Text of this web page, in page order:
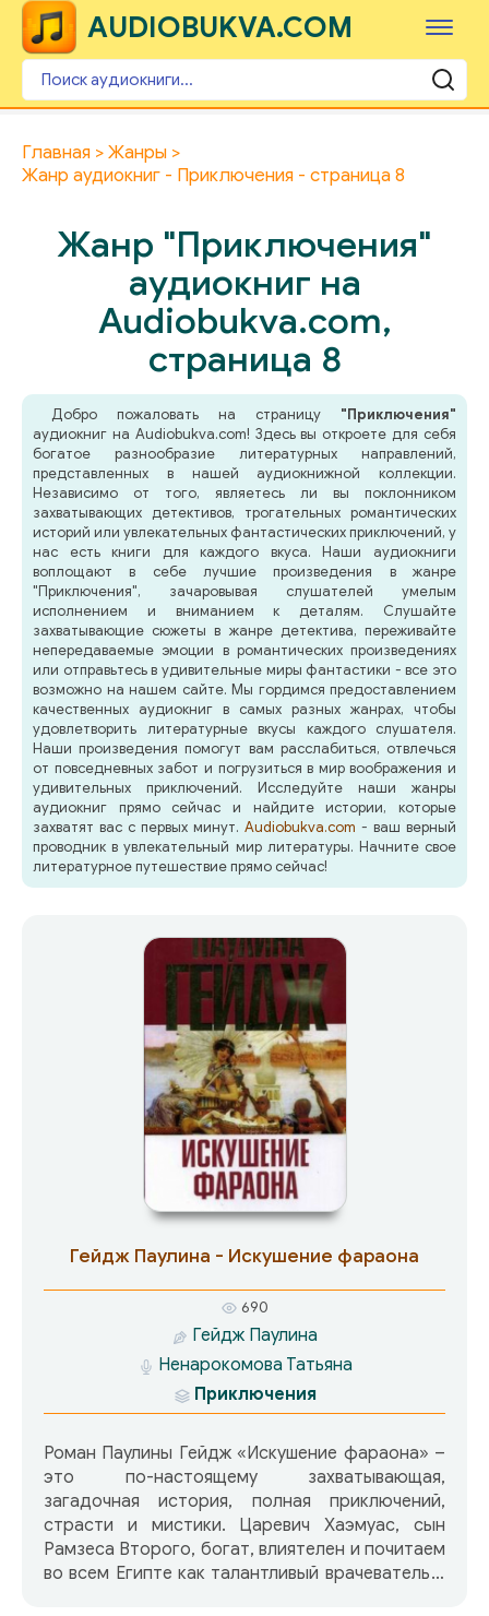
AUDIOBUKVA.COM
Главная
Жанры
Жанр аудиокниг - Приключения - страница 8
Жанр "Приключения"
аудиокниг на
Audiobukva.com,
страница 8
Добро пожаловать на страницу "Приключения"
аудиокниг на Audiobukva.com! Здесь вы откроете для себя
богатое разнообразие литературных направлений,
представленных в нашей аудиокнижной коллекции.
Независимо от того, являетесь ли вы поклонником
захватывающих детективов, трогательных романтических
историй или увлекательных фантастических приключений, у
нас есть книги для каждого вкуса. Наши аудиокниги
воплощают в себе лучшие произведения в жанре
"Приключения", зачаровывая слушателей умелым
исполнением и вниманием к деталям. Слушайте
захватывающие сюжеты в жанре детектива, переживайте
непередаваемые эмоции в романтических произведениях
или отправьтесь в удивительные миры фантастики - все это
возможно на нашем сайте. Мы гордимся предоставлением
качественных аудиокниг в самых разных жанрах, чтобы
удовлетворить литературные вкусы каждого слушателя.
Наши произведения помогут вам расслабиться, отвлечься
от повседневных забот и погрузиться в мир воображения и
удивительных приключений. Исследуйте наши жанры
аудиокниг прямо сейчас и найдите истории, которые
захватят вас с первых минут. Audiobukva.com - ваш верный
проводник в увлекательный мир литературы. Начните свое
литературное путешествие прямо сейчас!
Гейдж Паулина - Искушение фараона
690
Гейдж Паулина
Ненарокомова Татьяна
Приключения
Роман Паулины Гейдж «Искушение фараона» –
это по-настоящему захватывающая,
загадочная история, полная приключений,
страсти и мистики. Царевич Хаэмуас, сын
Рамзеса Второго, богат, влиятелен и почитаем
во всем Египте как талантливый врачеватель и